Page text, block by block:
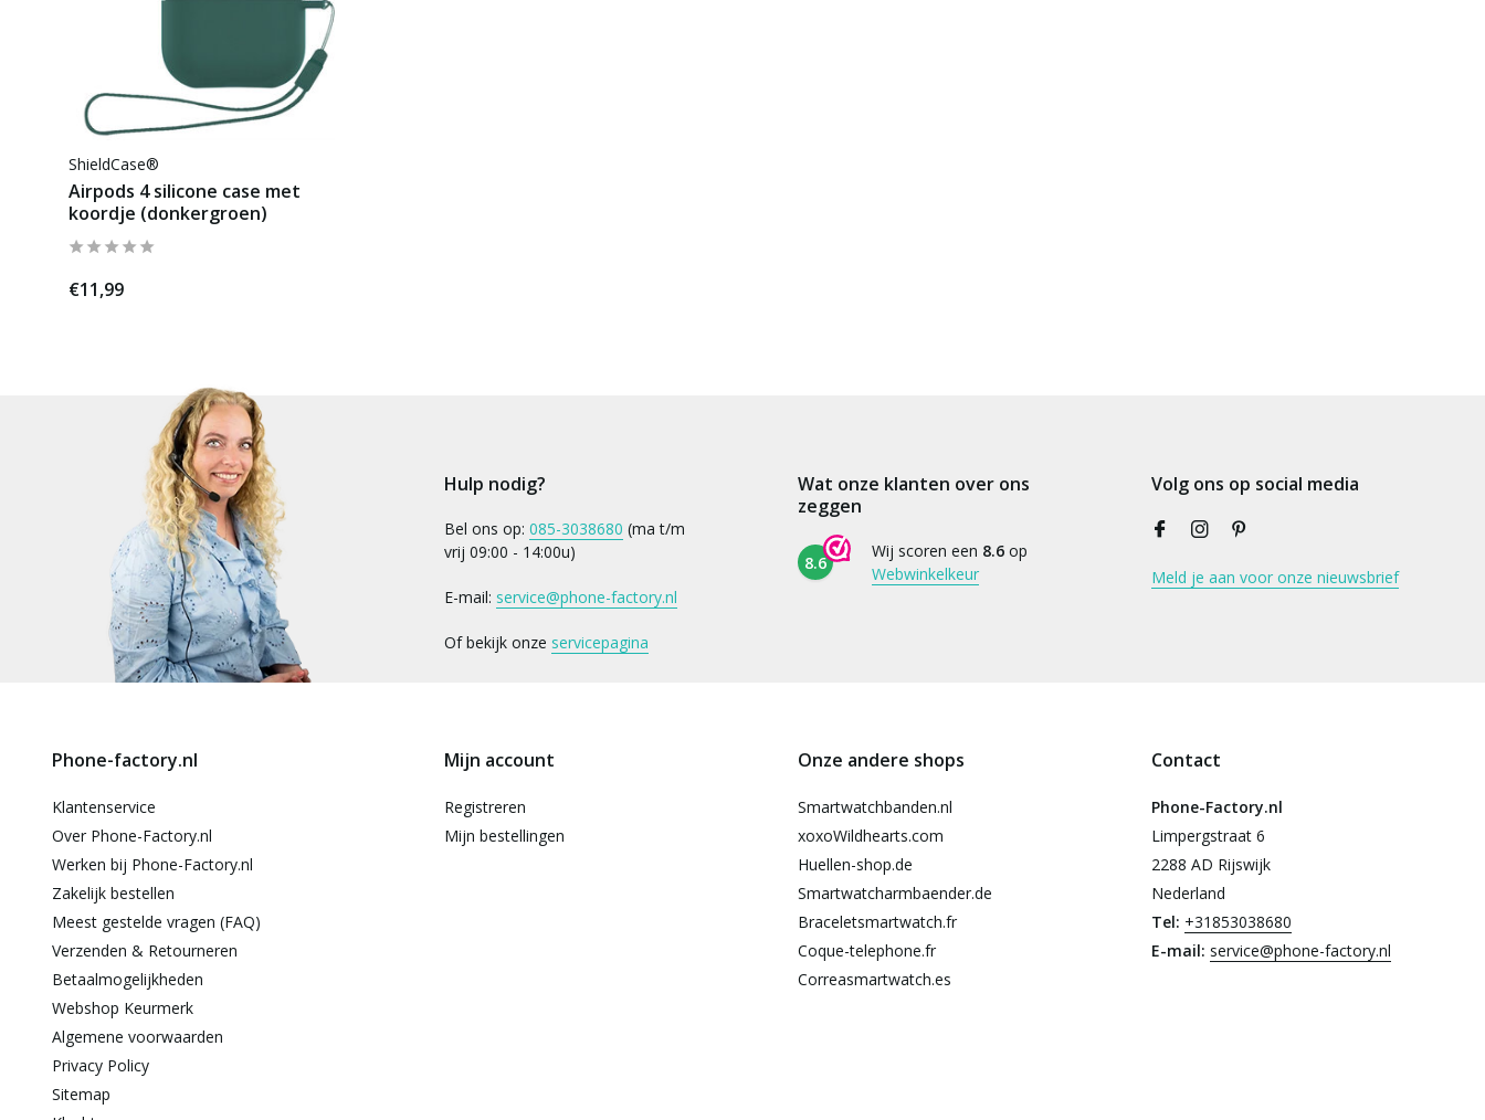
ShieldCase®
Airpods 4 silicone case met
koordje (donkergroen)
€11,99
Hulp nodig?
Bel ons op: 085-3038680 (ma t/m
vrij 09:00 - 14:00u)
E-mail: service@phone-factory.nl
Of bekijk onze servicepagina
Wat onze klanten over ons
zeggen
8.6
Wij scoren een 8.6 op
Webwinkelkeur
Volg ons op social media
Meld je aan voor onze nieuwsbrief
Phone-factory.nl
Klantenservice
Over Phone-Factory.nl
Werken bij Phone-Factory.nl
Zakelijk bestellen
Meest gestelde vragen (FAQ)
Verzenden & Retourneren
Betaalmogelijkheden
Webshop Keurmerk
Algemene voorwaarden
Privacy Policy
Sitemap
Mijn account
Registreren
Mijn bestellingen
Onze andere shops
Smartwatchbanden.nl
xoxoWildhearts.com
Huellen-shop.de
Smartwatcharmbaender.de
Braceletsmartwatch.fr
Coque-telephone.fr
Correasmartwatch.es
Contact
Phone-Factory.nl
Limpergstraat 6
2288 AD Rijswijk
Nederland
Tel: +31853038680
E-mail: service@phone-factory.nl